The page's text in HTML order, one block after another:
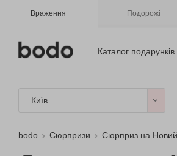
Враження Подорожі
Каталог подарунків
Київ
bodo Сюрпризи Сюрприз на Новий